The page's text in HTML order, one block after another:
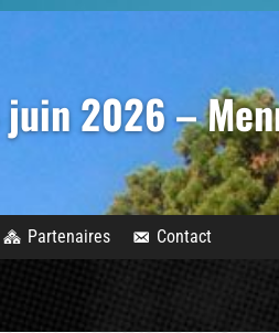
2026 –
Partenaires Contact